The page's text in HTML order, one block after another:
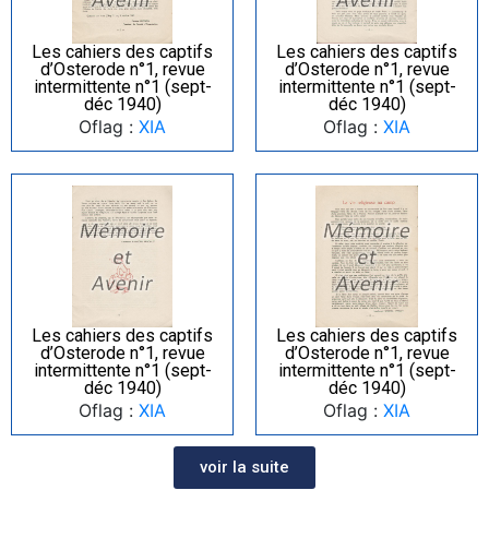
Les cahiers des captifs
d’Osterode n°1, revue
intermittente n°1 (sept-
déc 1940)
Oflag : XIA
Les cahiers des captifs
d’Osterode n°1, revue
intermittente n°1 (sept-
déc 1940)
Oflag : XIA
Les cahiers des captifs
d’Osterode n°1, revue
intermittente n°1 (sept-
déc 1940)
Oflag : XIA
Les cahiers des captifs
d’Osterode n°1, revue
intermittente n°1 (sept-
déc 1940)
Oflag : XIA
voir la suite